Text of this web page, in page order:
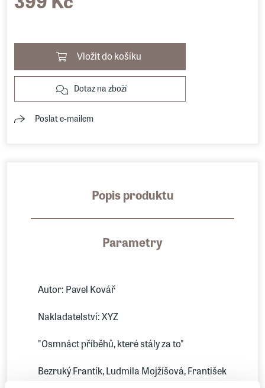
Vložit do košíku
Dotaz na zboží
Poslat e-mailem
Popis produktu
Parametry
Autor: Pavel Kovář
Nakladatelství: XYZ
"Osmnáct příběhů, které stály za to"
Bezruký Frantík, Ludmila Mojžíšová, František